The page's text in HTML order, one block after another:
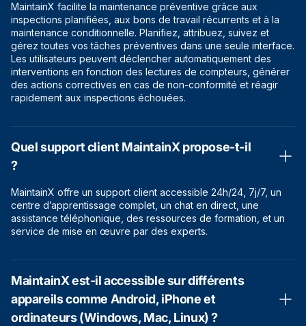
MaintainX facilite la maintenance préventive grâce aux
inspections planifiées, aux bons de travail récurrents et à la
maintenance conditionnelle. Planifiez, attribuez, suivez et
gérez toutes vos tâches préventives dans une seule interface.
Les utilisateurs peuvent déclencher automatiquement des
interventions en fonction des lectures de compteurs, générer
des actions correctives en cas de non-conformité et réagir
rapidement aux inspections échouées.
Quel support client MaintainX propose-t-il
?
MaintainX offre un support client accessible 24h/24, 7j/7, un
centre d’apprentissage complet, un chat en direct, une
assistance téléphonique, des ressources de formation, et un
service de mise en œuvre par des experts.
MaintainX est-il accessible sur différents
appareils comme Android, iPhone et
ordinateurs (Windows, Mac, Linux) ?